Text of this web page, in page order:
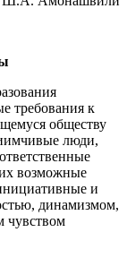
требования к
обществу
люди,
возможные
и
динамизмом,
чувством